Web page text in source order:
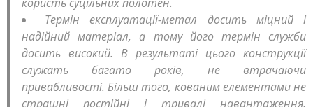
Термін експлуатації-метал досить міцний і
надійний матеріал, а тому його термін служби
досить високий. В результаті цього конструкції
служать багато років, не втрачаючи
привабливості. Більш того, кованим елементами не
страшні постійні і тривалі навантаження,